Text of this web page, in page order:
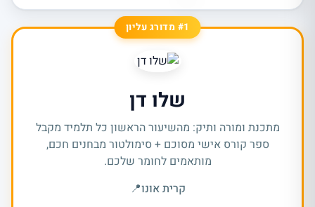
#1 מדורג עליון
שלו דן
מתכנת ומורה ותיק: מהשיעור הראשון כל תלמיד מקבל
ספר קורס אישי מסוכם + סימולטור מבחנים חכם,
מותאמים לחומר שלכם.
קרית אונו📍